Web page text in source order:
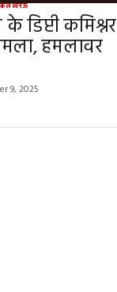
लखनऊ
कमिश्नर
हमलावर
9, 2025